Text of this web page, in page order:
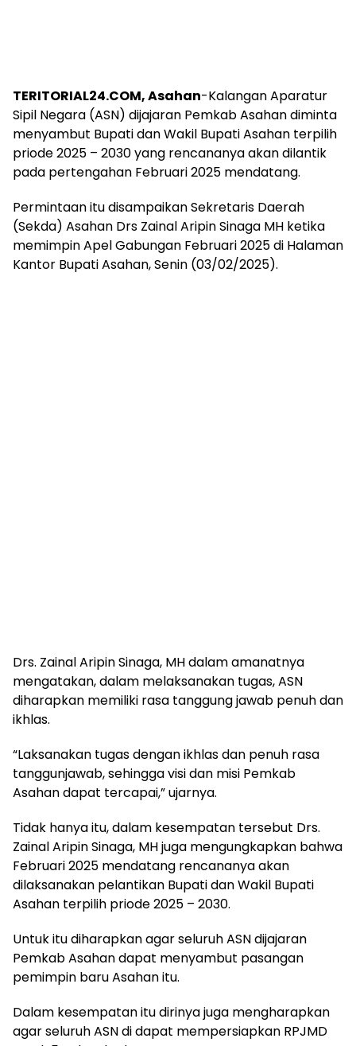
TERITORIAL24.COM, Asahan-Kalangan Aparatur
Sipil Negara (ASN) dijajaran Pemkab Asahan diminta
menyambut Bupati dan Wakil Bupati Asahan terpilih
priode 2025 – 2030 yang rencananya akan dilantik
pada pertengahan Februari 2025 mendatang.
Permintaan itu disampaikan Sekretaris Daerah
(Sekda) Asahan Drs Zainal Aripin Sinaga MH ketika
memimpin Apel Gabungan Februari 2025 di Halaman
Kantor Bupati Asahan, Senin (03/02/2025).
Drs. Zainal Aripin Sinaga, MH dalam amanatnya
mengatakan, dalam melaksanakan tugas, ASN
diharapkan memiliki rasa tanggung jawab penuh dan
ikhlas.
“Laksanakan tugas dengan ikhlas dan penuh rasa
tanggunjawab, sehingga visi dan misi Pemkab
Asahan dapat tercapai,” ujarnya.
Tidak hanya itu, dalam kesempatan tersebut Drs.
Zainal Aripin Sinaga, MH juga mengungkapkan bahwa
Februari 2025 mendatang rencananya akan
dilaksanakan pelantikan Bupati dan Wakil Bupati
Asahan terpilih priode 2025 – 2030.
Untuk itu diharapkan agar seluruh ASN dijajaran
Pemkab Asahan dapat menyambut pasangan
pemimpin baru Asahan itu.
Dalam kesempatan itu dirinya juga mengharapkan
agar seluruh ASN di dapat mempersiapkan RPJMD